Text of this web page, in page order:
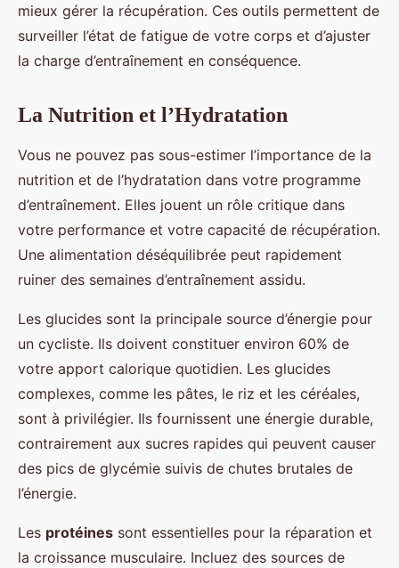
mieux gérer la récupération. Ces outils permettent de
surveiller l’état de fatigue de votre corps et d’ajuster
la charge d’entraînement en conséquence.
La Nutrition et l’Hydratation
Vous ne pouvez pas sous-estimer l’importance de la
nutrition et de l’hydratation dans votre programme
d’entraînement. Elles jouent un rôle critique dans
votre performance et votre capacité de récupération.
Une alimentation déséquilibrée peut rapidement
ruiner des semaines d’entraînement assidu.
Les glucides sont la principale source d’énergie pour
un cycliste. Ils doivent constituer environ 60% de
votre apport calorique quotidien. Les glucides
complexes, comme les pâtes, le riz et les céréales,
sont à privilégier. Ils fournissent une énergie durable,
contrairement aux sucres rapides qui peuvent causer
des pics de glycémie suivis de chutes brutales de
l’énergie.
Les protéines sont essentielles pour la réparation et
la croissance musculaire. Incluez des sources de